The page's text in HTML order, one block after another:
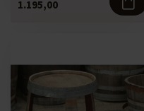
1.195,00